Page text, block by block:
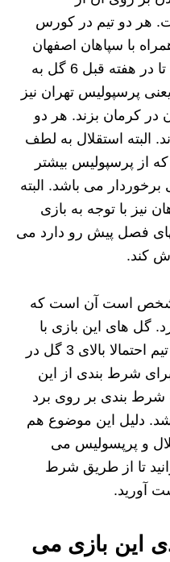
هر دو تیم در کورس
با سپاهان اصفهان
حضور دارند. استقلال توانست تا در هفته قبل 6 گل به
پرسپولیس تهران نیز
در کرمان بزند. هر دو
البته استقلال به لطف
از پرسپولیس بیشتر
برخوردار می باشد. البته
نیز با توجه به بازی
فصل پیش رو دارد می
کند.
است آن است که
گل های این بازی با
توجه به خط حمله قوی هر دو تیم احتمالا بالای 3 گل در
شرط بندی از این
شرط بندی بر روی برد
دلیل این موضوع هم
و پرپسولیس می
تا از طریق شرط
آورید.
این بازی می